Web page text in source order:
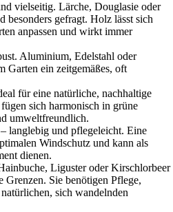
vielseitig. Lärche, Douglasie oder
besonders gefragt. Holz lässt sich
anpassen und wirkt immer
Aluminium, Edelstahl oder
Garten ein zeitgemäßes, oft
für eine natürliche, nachhaltige
sich harmonisch in grüne
umweltfreundlich.
– langlebig und pflegeleicht. Eine
Windschutz und kann als
dienen.
Liguster oder Kirschlorbeer
Grenzen. Sie benötigen Pflege,
sich wandelnden